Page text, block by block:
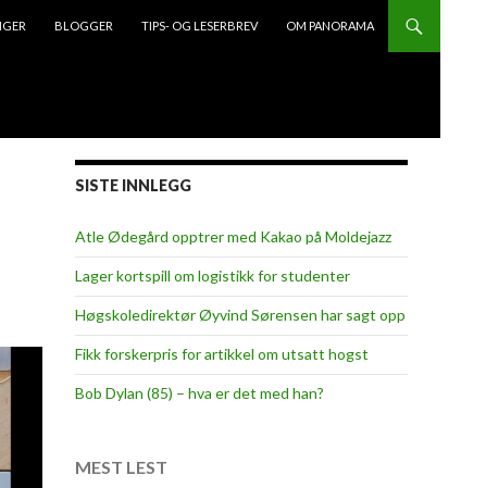
BLOGGER TIPS- OG LESERBREV OM PANORAMA
SISTE INNLEGG
Atle Ødegård opptrer med Kakao på Moldejazz
Lager kortspill om logistikk for studenter
Høgskoledirektør Øyvind Sørensen har sagt opp
Fikk forskerpris for artikkel om utsatt hogst
Bob Dylan (85) – hva er det med han?
MEST LEST